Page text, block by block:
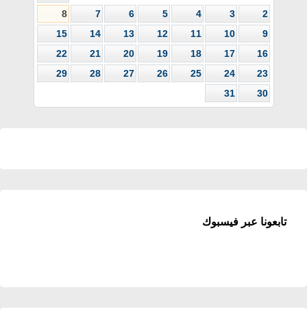
2
3
4
5
6
7
8
9
10
11
12
13
14
15
16
17
18
19
20
21
22
23
24
25
26
27
28
29
30
31
تابعونا عبر فيسبوك